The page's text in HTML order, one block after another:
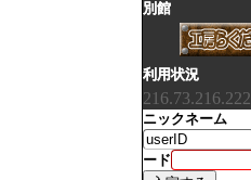
別館
利用状況
216.73.216.222
ニックネーム
ード